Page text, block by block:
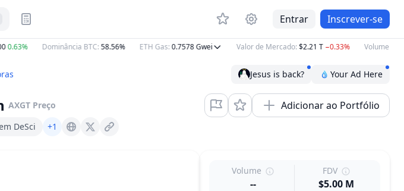
Entrar Inscrever-se
0.63% Dominância BTC:58.56% ETH Gas:0.7578Gwei Valor de Mercado:$2.21 T −0.33% Volume 24h
Jesus is back? Your Ad Here
AXGT Preço Adicionar ao Portfólio
DeSci +1 Axondao.io X (Twitter)
Volume
--
FDV
$5.00 M